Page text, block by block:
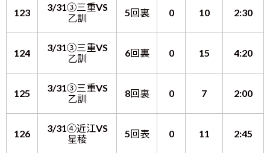
123
3/31③三重VS
乙訓
5回裏 0 10 2:30
124
3/31③三重VS
乙訓
6回裏 0 15 4:20
125
3/31③三重VS
乙訓
8回裏 0 7 2:00
126
3/31④近江VS
星稜
5回表 0 11 2:45